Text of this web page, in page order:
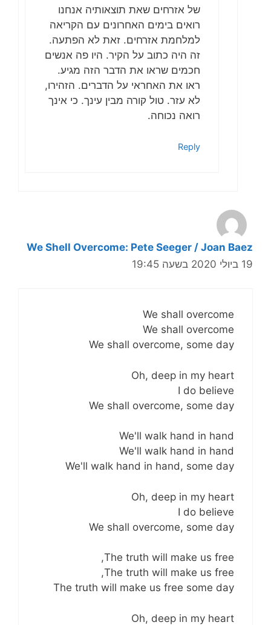
של אזרחים שאת תוצאותיה אנחנו
רואים בימים האחרונים עם הקריאה
למלחמת אזרחים. זאת לא הפתעה.
זה היה כתוב על הקיר. היו פה אנשים
חכמים שראו את הדבר הזה מגיע.
ראו את האחראי על הדברים. הזהירו,
לא עזר. טול קורה מבין עינך. כי אינך
רואה נכוחה.
Reply
We Shell Overcome: Pete Seeger / Joan Baez
19 ביולי 2020 בשעה 19:45
We shall overcome
We shall overcome
We shall overcome, some day
Oh, deep in my heart
I do believe
We shall overcome, some day
We'll walk hand in hand
We'll walk hand in hand
We'll walk hand in hand, some day
Oh, deep in my heart
I do believe
We shall overcome, some day
The truth will make us free,
The truth will make us free,
The truth will make us free some day
Oh, deep in my heart